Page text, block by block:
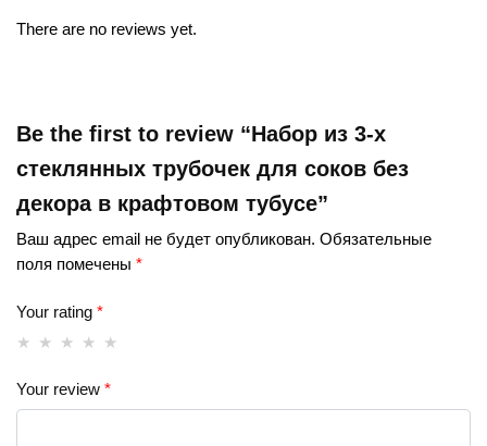
крафтовом
There are no reviews yet.
Be the first to review “Набор из 3-х
стеклянных трубочек для соков без
декора в крафтовом тубусе”
Ваш адрес email не будет опубликован. Обязательные
поля помечены *
Your rating *
Your review *